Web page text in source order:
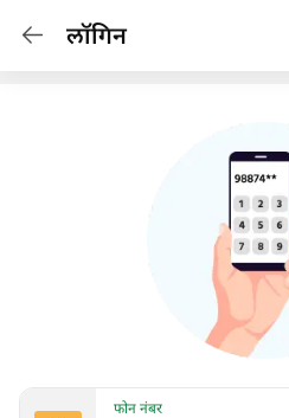
लॉगिन
फोन नंबर